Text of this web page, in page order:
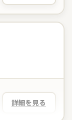
詳細を見る